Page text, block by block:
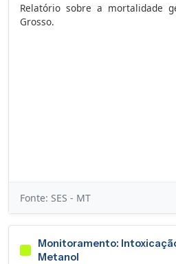
Relatório sobre a mortalidade
Grosso.
Fonte: SES - MT
Monitoramento:
Metanol